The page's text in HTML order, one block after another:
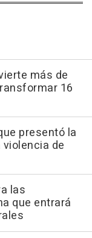
más de
16
presentó la
de
las
que entrará